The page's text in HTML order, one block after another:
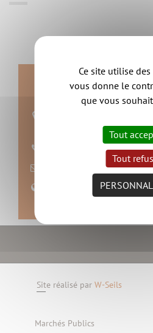
Contact
44690 Monnières
Site réalisé par W-Seils
Marchés Publics
Ce site utilise
vous donne le
que vous
Tout
Tout